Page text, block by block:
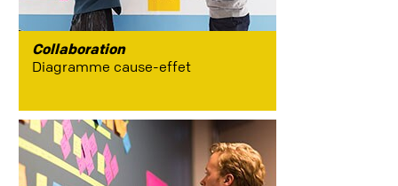
Collaboration
Diagramme cause-effet